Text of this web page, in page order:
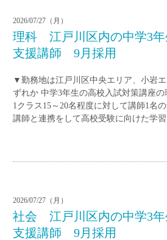
2026/07/27（月）
理科 江戸川区内の中学3年
支援講師 9月採用
▼勤務地は江戸川区中央エリア、小岩
ずれか 中学3年生の高校入試対策講座の
1クラス15～20名程度に対して講師1名
講師と連携をして高校受験に向けた学
2026/07/27（月）
社会 江戸川区内の中学3年
支援講師 9月採用